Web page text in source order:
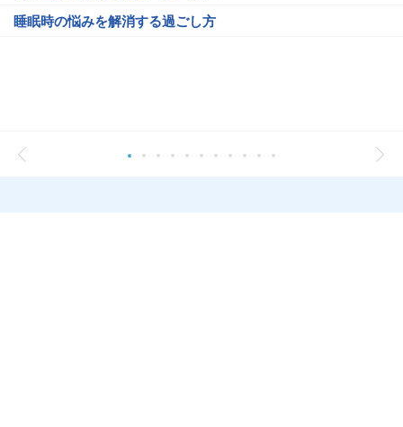
睡眠時の悩みを解消する過ごし方